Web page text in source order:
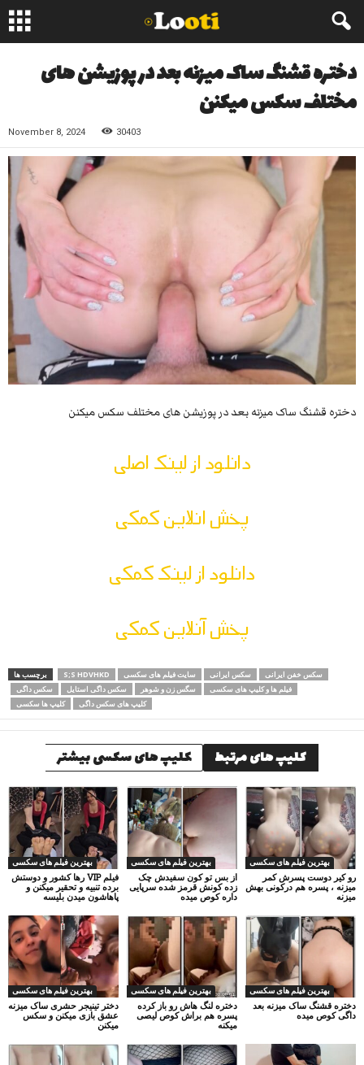
دختره قشنگ ساک میزنه بعد در پوزیشن های
مختلف سکس میکنن
November 8, 2024 30403
دختره قشنگ ساک میزنه بعد در پوزیشن های مختلف سکس میکنن
دانلود از لینک اصلی
پخش انلاین کمکی
دانلود از لینک کمکی
پخش آنلاین کمکی
برچسب ها S;S HDVHKD سایت فیلم های سکسی سکس ایرانی
سکس خفن ایرانی
سکس داگی
سکس داگی استایل سگس زن و شوهر
فیلم ها و کلیپ های سکسی
کلیپ ها سکسی
کلیپ های سکس داگی
کلیپ های مرتبط کلیپ های سکسی بیشتر
بهترین فیلم های سکسی
فیلم VIP رها کشور و دوستش
برده تنبیه و تحقیر میکنن و
پاهاشون میدن بلیسه
بهترین فیلم های سکسی
از بس تو کون سفیدش چک
زده کونش قرمز شده سرپایی
داره کوص میده
بهترین فیلم های سکسی
رو کیر دوست پسرش کمر
میزنه ، پسره هم درکونی بهش
میزنه
بهترین فیلم های سکسی
دختر تینیجر حشری ساک میزنه
عشق بازی میکنن و سکس
میکنن
بهترین فیلم های سکسی
دختره لنگ هاش رو باز کرده
پسره هم براش کوص لیصی
میکنه
بهترین فیلم های سکسی
دختره قشنگ ساک میزنه بعد
داگی کوص میده